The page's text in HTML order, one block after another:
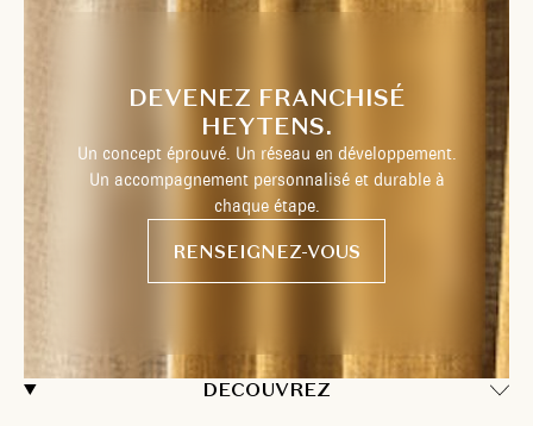
DECOUVREZ
DEVENEZ FRANCHISÉ
HEYTENS.
Un concept éprouvé. Un réseau en développement.
Un accompagnement personnalisé et durable à
chaque étape.
RENSEIGNEZ-VOUS